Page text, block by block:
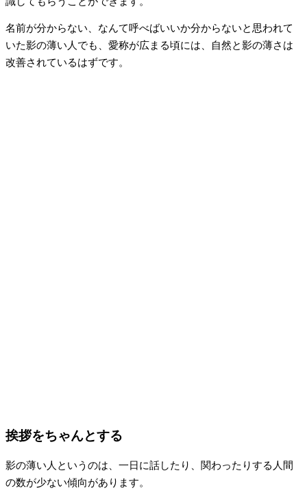
名前が分からない、なんて呼べばいいか分からないと思われて
いた影の薄い人でも、愛称が広まる頃には、自然と影の薄さは
改善されているはずです。
挨拶をちゃんとする
影の薄い人というのは、一日に話したり、関わったりする人間
の数が少ない傾向があります。